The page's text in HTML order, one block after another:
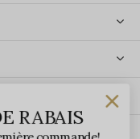
RABAIS